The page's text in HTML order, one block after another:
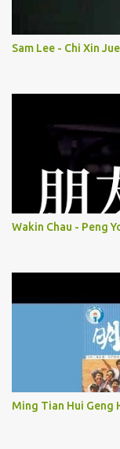
Sam Lee - Chi Xin
Wakin Chau - Peng
Ming Tian Hui Geng